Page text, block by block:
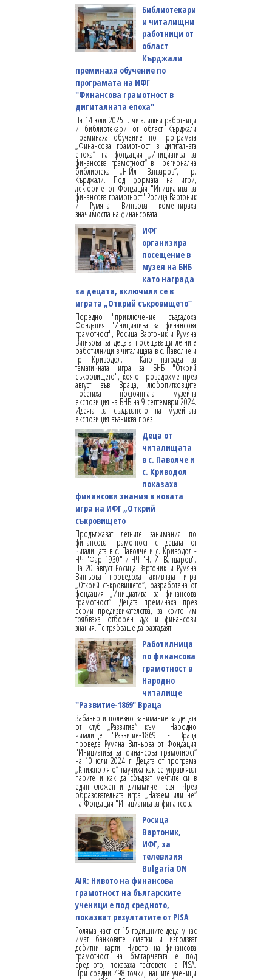
Библиотекари
и читалищни
работници от
област
Кърджали
преминаха обучение по
програмата на ИФГ
"Финансова грамотност в
дигиталната епоха"
На 14 юли 2025 г. читалищни работници
и библиотекари от област Кърджали
преминаха обучение по програмата
„Финансова грамотност в дигиталната
епоха“ на фондация „Инициатива за
финансова грамотност“ в регионална
библиотека „Н.Йл Вапзаров”, гр.
Кърджали. Под формата на игри,
лекторите от Фондация "Инициатива за
финансова грамотност" Росица Вартоник
и Румяна Витньова коментираха
значимостта на финансовата
ИФГ
организира
посещение в
музея на БНБ
като награда
за децата, включили се в
играта „Открий съкровището“
Поредно "приключение" създадоха
Фондация "Инициатива за финансова
грамотност", Росица Вартоник и Румяна
Витньова за децата посещаващи летните
работилници в читалищата в с. Паволче и
гр. Криводол. Като награда за
тематичната игра за БНБ "Открий
съкровището", която проведохме през
август във Враца, любопитковците
посетиха постоянната музейна
експозиция на БНБ на 9 септември 2024.
Идеята за създаването на музейната
експозиция възниква през
Деца от
читалищата
в с. Паволче и
с. Криводол
показаха
финансови знания в новата
игра на ИФГ „Открий
съкровището
Продължават летните занимания по
финансова грамотност с децата от
читалищата в с. Паволче и с. Криводол -
НЧ "Фар 1930" и НЧ "Н. Й. Вапцаров".
На 20 август Росица Вартоник и Румяна
Витньова проведоха активната игра
„Открий съкровището“, разработена от
фондация „Инициатива за финансова
грамотност“. Децата преминаха през
серии предизвикателства, за които им
трябваха отборен дух и финансови
знания. Те трябваше да разгадаят
Работилница
по финансова
грамотност в
Народно
читалище
"Развитие-1869" Враца
Забавно и полезно занимание за децата
от клуб „Развитие“ към Народно
читалище "Развитие-1869" - Враца
проведе Румяна Витньова от Фондация
"Инициатива за финансова грамотност“
на 10 юли 2024 г. Децата от програма
„Книжно лято“ научиха как се управляват
парите и как да сбъдват мечтите си в
един сложен и динамичен свят. Чрез
образователната игра „Назаем или не“
на Фондация "Инициатива за финансова
Росица
Вартоник,
ИФГ, за
телевизия
Bulgaria ON
AIR: Нивото на финансова
грамотност на българските
ученици е под средното,
показват резултатите от PISA
Голяма част от 15-годишните деца у нас
имат банковите сметки и използват
дебитни карти. Нивото на финансова
грамотност на българчетата е под
средното, показаха тестовете на PISA.
При средни 498 точки, нашите ученици